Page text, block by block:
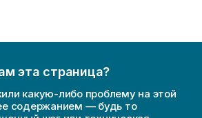
эта страница?
какую-либо проблему на этой
содержанием — будь то